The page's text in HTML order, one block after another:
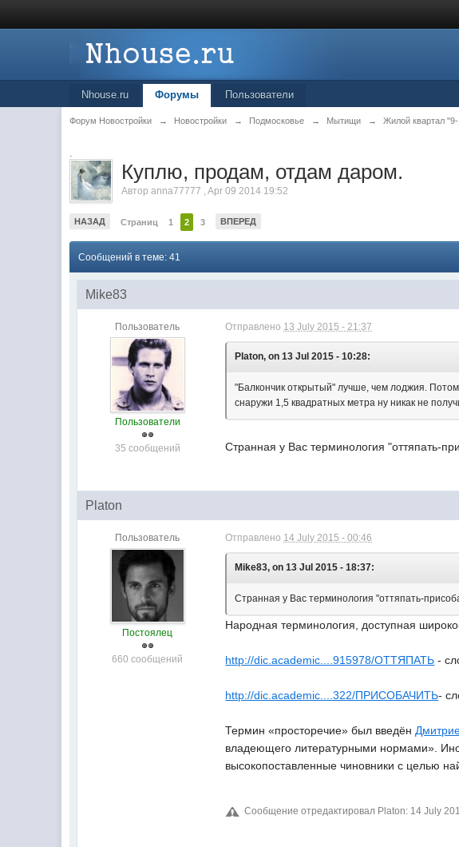
Nhouse.ru Форумы Пользователи
Форум Новостройки → Новостройки → Подмосковье → Мытищи → Жилой квартал
.
Куплю, продам, отдам даром.
Авторanna77777 ,Apr 09 2014 19:52
НАЗАД Страниц 1 2 3 ВПЕРЕД
Сообщений в теме: 41
Mike83
Пользователь
Пользователи
35 сообщений
Отправлено 13 July 2015 - 21:37
Platon, on 13 Jul 2015 - 10:28:
"Балкончик открытый" лучше, чем лоджия.
снаружи 1,5 квадратных метра ну никак не
Странная у Вас терминология "оттяпать-
Platon
Пользователь
Постоялец
660 сообщений
Отправлено 14 July 2015 - 00:46
Mike83, on 13 Jul 2015 - 18:37:
Странная у Вас терминология "оттяпать-
Народная терминология, доступная
http://dic.academic....915978/ОТТЯПАТЬ -
http://dic.academic....322/ПРИСОБАЧИТЬ-
Термин «просторечие» был введён
владеющего литературными нормами».
высокопоставленные чиновники с целью
Сообщение отредактировал Platon: 14 July